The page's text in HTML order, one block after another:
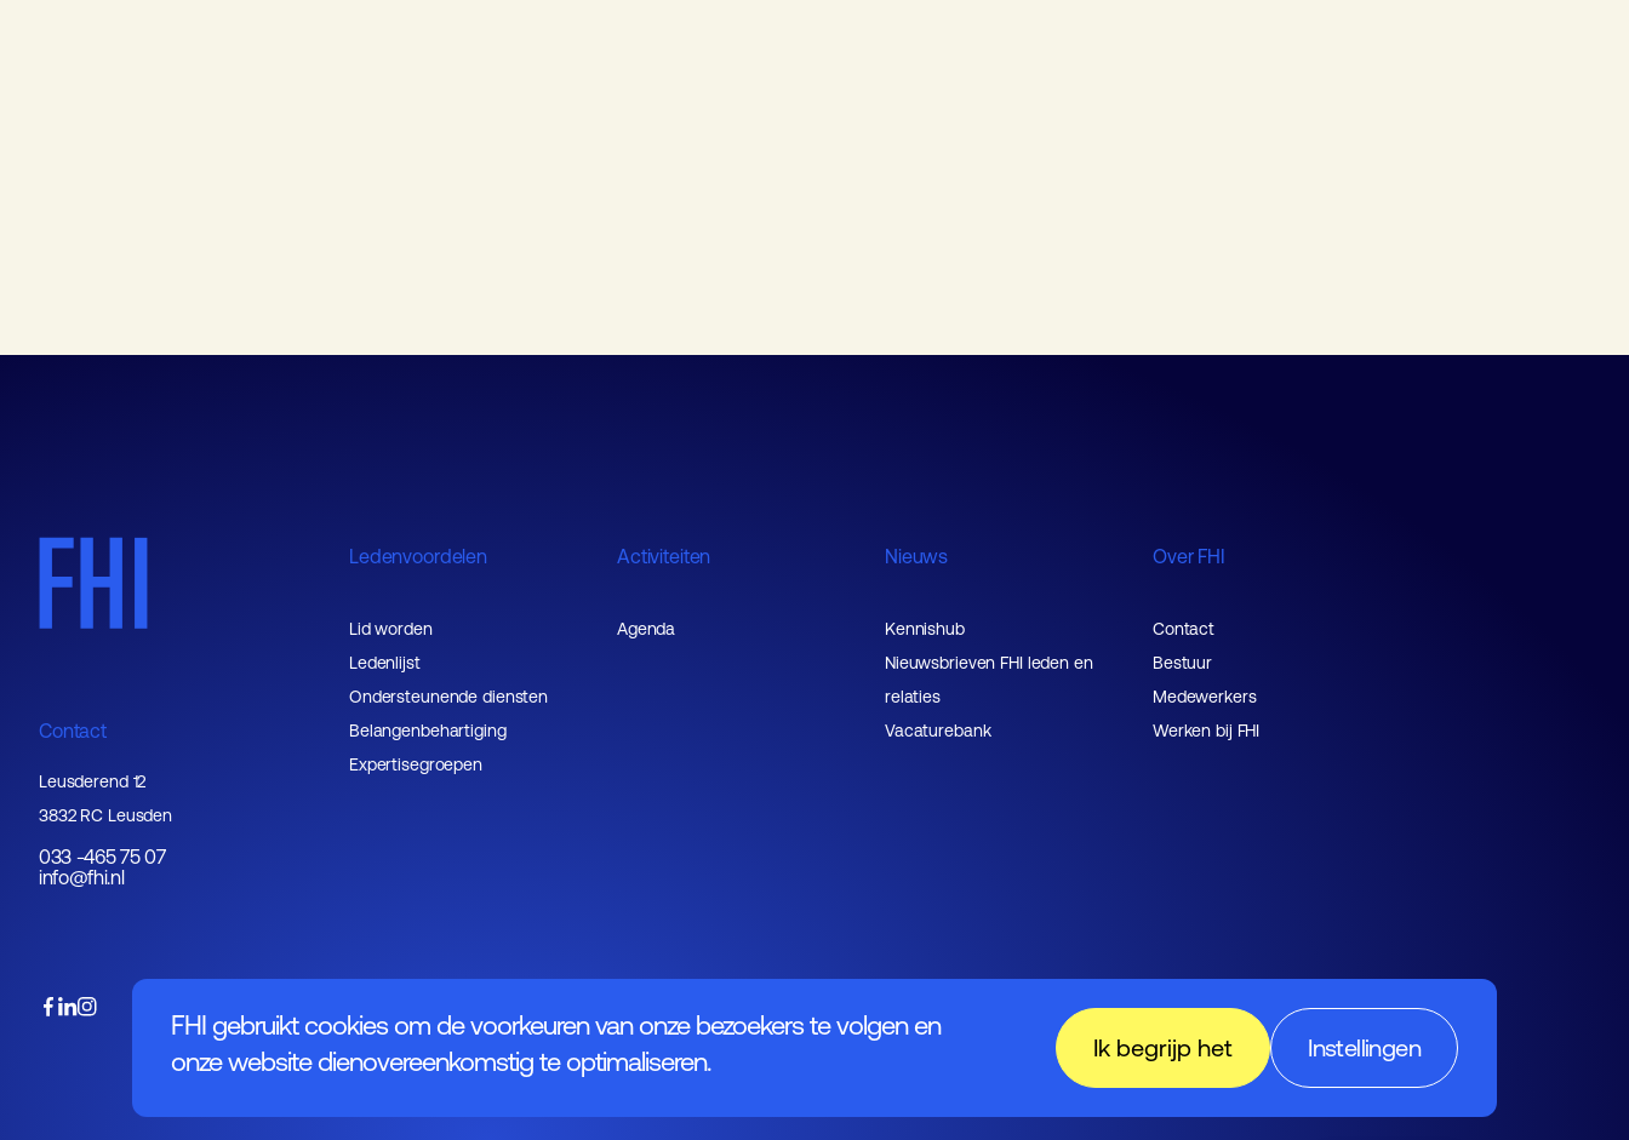
FHI gebruikt cookies om de voorkeuren van onze bezoekers te volgen en
onze website dienovereenkomstig te optimaliseren.
Instellingen
Ik begrijp het
Contact
Leusderend 12
3832 RC Leusden
033 -465 75 07
info@fhi.nl
Ledenvoordelen
Lid worden
Ledenlijst
Ondersteunende diensten
Belangenbehartiging
Expertisegroepen
Activiteiten
Agenda
Nieuws
Kennishub
Nieuwsbrieven FHI leden en
relaties
Vacaturebank
Over FHI
Contact
Bestuur
Medewerkers
Werken bij FHI